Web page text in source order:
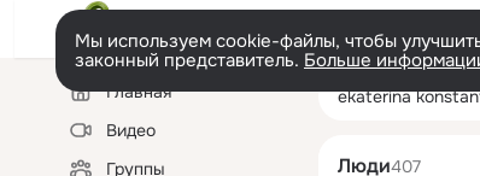
Мы используем cookie-файлы, чтобы
законный представитель. Больше
Левая
колонкаГлавная
Видео
Группы
ekaterina
Люди407